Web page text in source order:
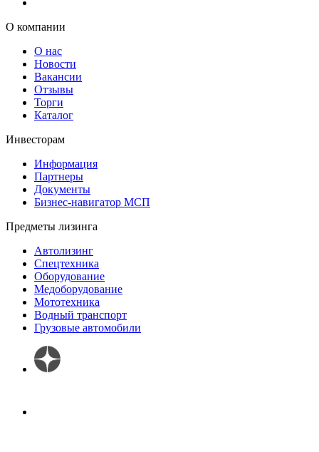
О компании
О нас
Новости
Вакансии
Отзывы
Торги
Каталог
Инвесторам
Информация
Партнеры
Документы
Бизнес-навигатор МСП
Предметы лизинга
Автолизинг
Спецтехника
Оборудование
Медоборудование
Мототехника
Водный транспорт
Грузовые автомобили